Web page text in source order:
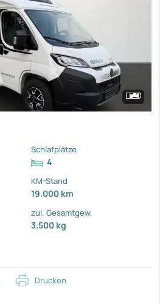
Schlafplätze
4
KM-Stand
19.000 km
zul. Gesamtgew.
3.500 kg
Drucken